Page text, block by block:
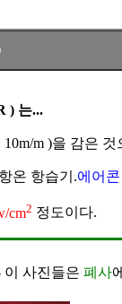
) 는...
10m/m )을 감은 것
온 항습기.에어콘
cm2 정도이다.
사진들은 폐사